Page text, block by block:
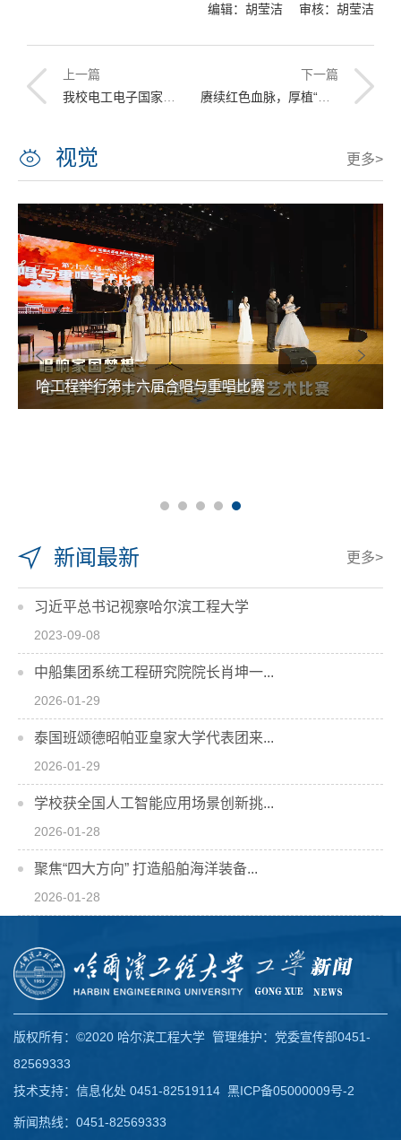
编辑：胡莹洁 审核：胡莹洁
上一篇
我校电工电子国家级实验教学示范中心与黑龙江省数字经济研究会共建“数字实验示范教学联合实验室”
下一篇
赓续红色血脉，厚植“哈军工”传统，“美”赞迎国庆师生作品展 ——深入学习习近平总书记来校视察重要讲话精神主题活动
视觉 更多>
哈工程举行第十六届合唱与重唱比赛
新闻最新 更多>
习近平总书记视察哈尔滨工程大学
2023-09-08
中船集团系统工程研究院院长肖坤一...
2026-01-29
泰国班颂德昭帕亚皇家大学代表团来...
2026-01-29
学校获全国人工智能应用场景创新挑...
2026-01-28
聚焦“四大方向” 打造船舶海洋装备...
2026-01-28
版权所有：©2020 哈尔滨工程大学 管理维护：党委宣传部0451-
82569333
技术支持：信息化处 0451-82519114 黑ICP备05000009号-2
新闻热线：0451-82569333